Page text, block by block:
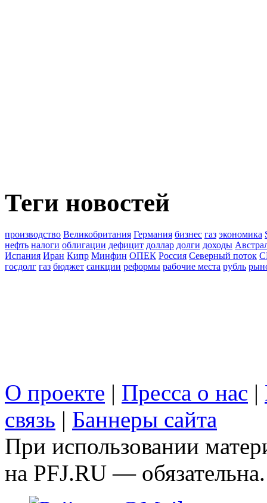
Теги новостей
производство Великобритания Германия бизнес газ экономика
нефть налоги облигации дефицит доллар долги доходы
Испания Иран Кипр Минфин ОПЕК Россия Северный поток
госдолг газ бюджет санкции реформы рабочие места рубль
О проекте | Пресса о нас |
связь | Баннеры сайта
При использовании
на PFJ.RU — обязательна.